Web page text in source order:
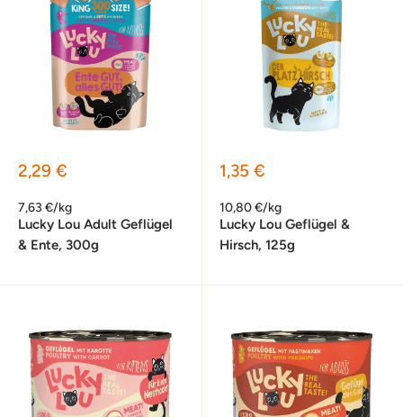
Sonderpreis
2,29 €
7,63 €/kg
Lucky Lou Adult Geflügel
& Ente, 300g
Sonderpreis
1,35 €
10,80 €/kg
Lucky Lou Geflügel &
Hirsch, 125g